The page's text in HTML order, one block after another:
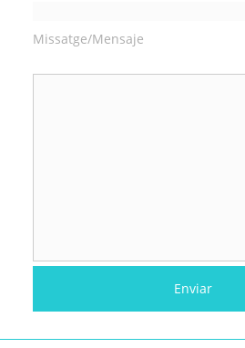
Missatge/Mensaje